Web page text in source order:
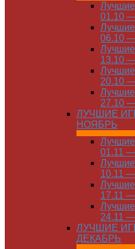
01.10
06.10
13.10
20.10
27.10
ЛУЧШИЕ
НОЯБРЬ
01.11
10.11
17.11
24.11
ЛУЧШИЕ
ДЕКАБРЬ